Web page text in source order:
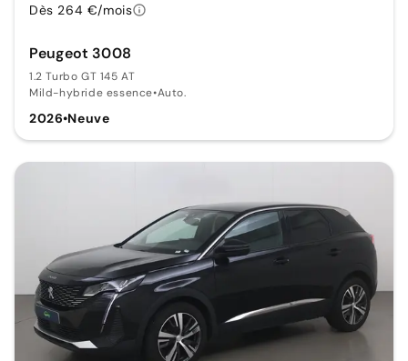
Peugeot 3008
1.2 Turbo GT 145 AT
Mild-hybride essence•Auto.
2026•Neuve
Dès 264 €/mois